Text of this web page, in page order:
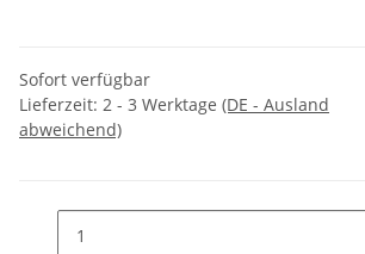
Sofort verfügbar
Lieferzeit: 2 - 3 Werktage (DE - Ausland
abweichend)